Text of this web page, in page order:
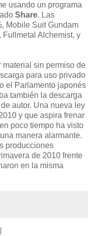
usando un programa
Share. Las
Mobile Suit Gundam
Alchemist, y
sin permiso de
para uso privado
el Parlamento japonés
también la descarga
autor. Una nueva ley
y que aspira frenar
poco tiempo ha visto
manera alarmante.
producciones
de 2010 frente
en la misma